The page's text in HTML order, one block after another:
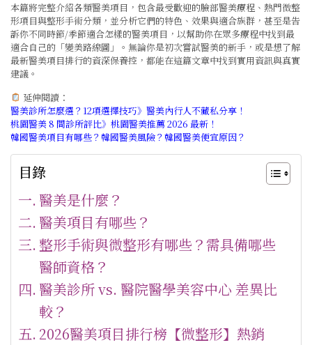
本篇將完整介紹各類醫美項目，包含最受歡迎的臉部醫美療程、熱門微整
形項目與整形手術分類，並分析它們的特色、效果與適合族群，甚至是告
訴你不同時節/季節適合怎樣的醫美項目，以幫助你在眾多療程中找到最
適合自己的「變美路線圖」。無論你是初次嘗試醫美的新手，或是想了解
最新醫美項目排行的資深保養控，都能在這篇文章中找到實用資訊與真實
建議。
延伸閱讀：
醫美診所怎麼選？12項選擇技巧》醫美內行人不藏私分享！
桃園醫美 8 間診所評比》桃園醫美推薦 2026 最新！
韓國醫美項目有哪些？韓國醫美風險？韓國醫美便宜原因？
目錄
醫美是什麼？
醫美項目有哪些？
整形手術與微整形有哪些？需具備哪些
醫師資格？
醫美診所 vs. 醫院醫學美容中心 差異比
較？
2026醫美項目排行榜【微整形】熱銷